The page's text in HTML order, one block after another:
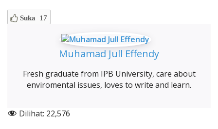
Suka 17
Muhamad Jull Effendy
Fresh graduate from IPB University, care about
enviromental issues, loves to write and learn.
Dilihat: 22,576